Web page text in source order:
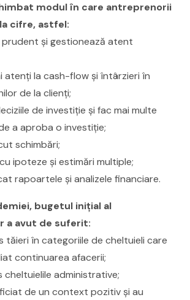
modul în care antreprenorii
cifre, astfel:
prudent şi gestionează atent
atenţi la cash-flow şi întârzieri în
de la clienţi;
de investiţie şi fac mai multe
a aproba o investiţie;
schimbări;
ipoteze şi estimări multiple;
rapoartele şi analizele financiare.
bugetul iniţial al
a avut de suferit:
tăieri în categoriile de cheltuieli care
continuarea afacerii;
cheltuielile administrative;
de un context pozitiv şi au